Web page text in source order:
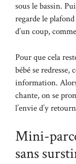
sous le bassin.
regarde le
d’un coup,
Pour que cela
bébé se redresse,
information.
chante, on se
l’envie d’y
Mini-
sans